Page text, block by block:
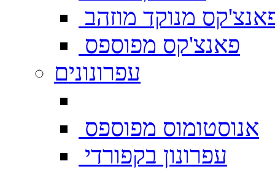
מנוקד מוזהב
פאנצ'קס מפוספס
עפרונונים
אנוסטומוס מפוספס
עפרונון בקפורדי